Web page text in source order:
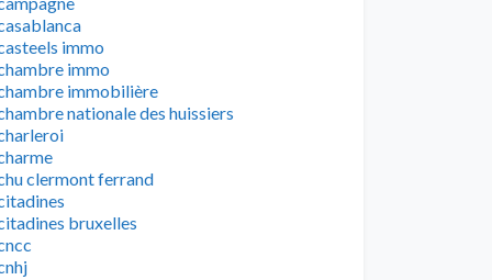
immo
immo
immobilière
nationale des huissiers
clermont ferrand
bruxelles